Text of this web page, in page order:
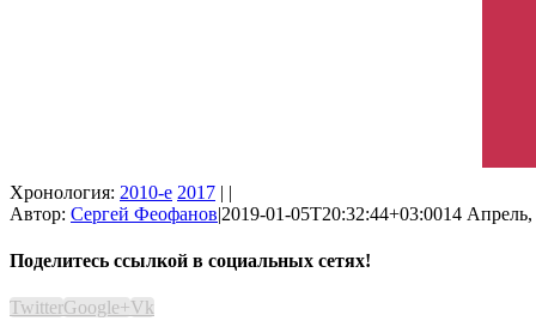
Хронология: 2010-е 2017 | |
Автор: Сергей Феофанов|2019-01-05T20:32:44+03:0014
Поделитесь ссылкой в социальных сетях!
TwitterGoogle+Vk